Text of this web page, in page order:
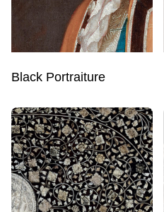
Black Portraiture